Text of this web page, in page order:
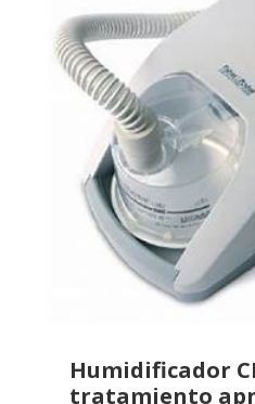
Humidificador
tratamiento